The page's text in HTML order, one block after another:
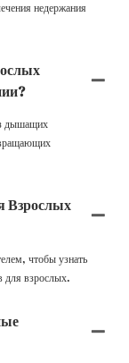
недержания
дышащих
Взрослых
чтобы узнать
для взрослых.